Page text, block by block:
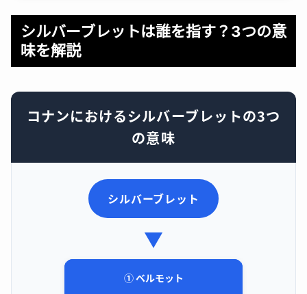
シルバーブレットは誰を指す？3つの意
味を解説
コナンにおけるシルバーブレットの3つ
の意味
シルバーブレット
▼
① ベルモット